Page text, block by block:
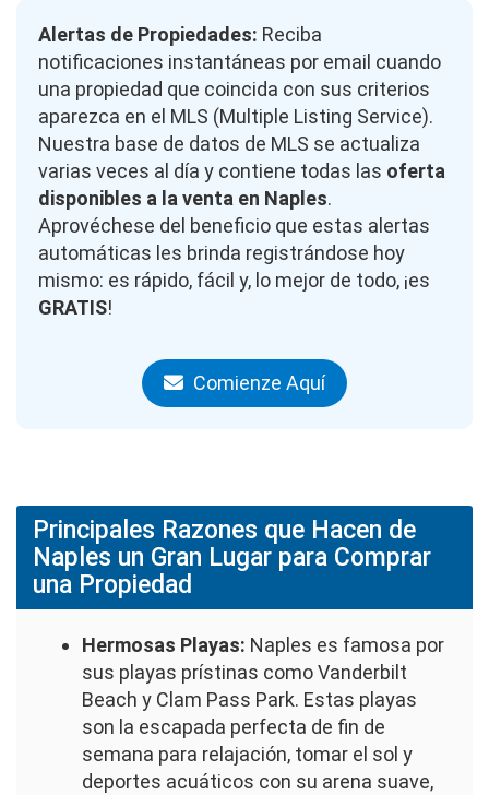
Alertas de Propiedades: Reciba
notificaciones instantáneas por email cuando
una propiedad que coincida con sus criterios
aparezca en el MLS (Multiple Listing Service).
Nuestra base de datos de MLS se actualiza
varias veces al día y contiene todas las oferta
disponibles a la venta en Naples.
Aprovéchese del beneficio que estas alertas
automáticas les brinda registrándose hoy
mismo: es rápido, fácil y, lo mejor de todo, ¡es
GRATIS!
Comienze Aquí
Principales Razones que Hacen de
Naples un Gran Lugar para Comprar
una Propiedad
Hermosas Playas: Naples es famosa por
sus playas prístinas como Vanderbilt
Beach y Clam Pass Park. Estas playas
son la escapada perfecta de fin de
semana para relajación, tomar el sol y
deportes acuáticos con su arena suave,